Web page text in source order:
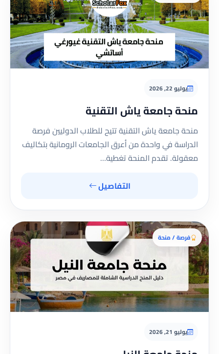
يوليو 22, 2026
منحة جامعة ياش التقنية
منحة جامعة ياش التقنية تتيح للطلاب الدوليين فرصة
الدراسة في واحدة من أعرق الجامعات الرومانية بتكاليف
معقولة. تقدم المنحة تغطية…
التفاصيل
فرصة / منحة
يوليو 21, 2026